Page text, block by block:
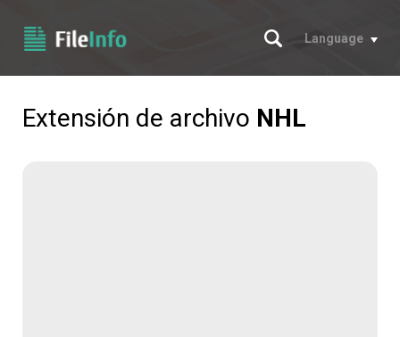
Buscar
Language
Extensión de archivo NHL